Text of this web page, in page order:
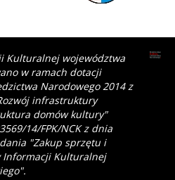
Kulturalnej województwa
w ramach dotacji
Narodowego 2014 z
infrastruktury
domów kultury"
14/FPK/NCK z dnia
"Zakup sprzętu i
Informacji Kulturalnej